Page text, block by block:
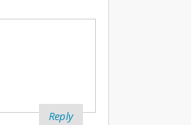
Reply